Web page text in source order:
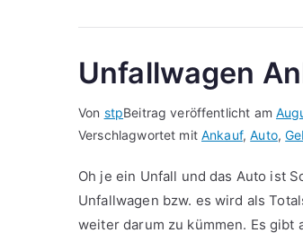
Unfallwagen
Von stpBeitrag veröffentlicht am
Verschlagwortet mitAnkauf,Auto,
Oh je ein Unfall und das Auto ist
Unfallwagen bzw. es wird als
weiter darum zu kümmen. Es gibt